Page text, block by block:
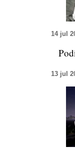
14 jul
13 jul